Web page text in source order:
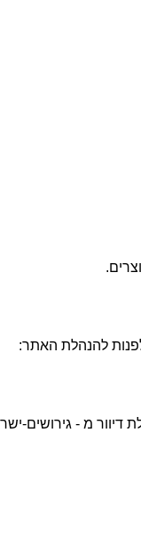
להנהלת האתר:
דיוור מ - גירושים-